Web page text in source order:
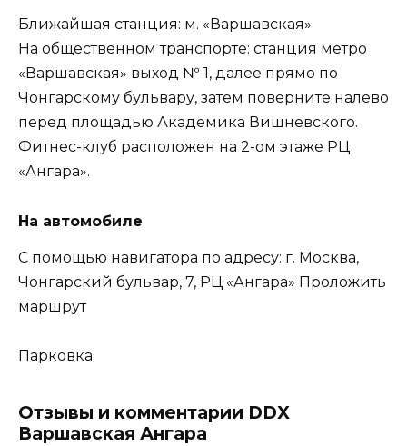
Ближайшая станция: м. «Варшавская»
На общественном транспорте: станция метро
«Варшавская» выход № 1, далее прямо по
Чонгарскому бульвару, затем поверните налево
перед площадью Академика Вишневского.
Фитнес-клуб расположен на 2-ом этаже РЦ
«Ангара».
На автомобиле
С помощью навигатора по адресу: г. Москва,
Чонгарский бульвар, 7, РЦ «Ангара» Проложить
маршрут
Парковка
Отзывы и комментарии DDX
Варшавская Ангара